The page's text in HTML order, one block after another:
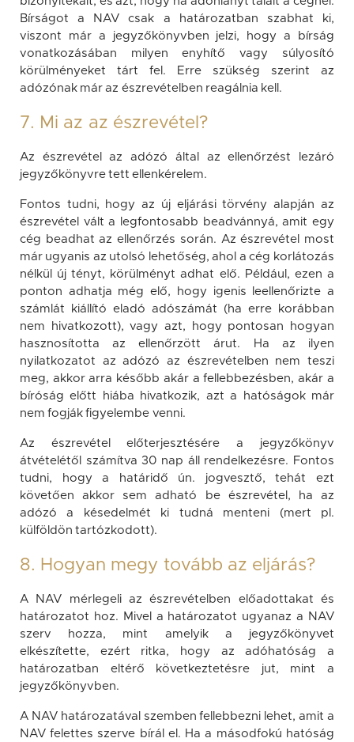
Bírságot a NAV csak a határozatban szabhat ki,
viszont már a jegyzőkönyvben jelzi, hogy a bírság
vonatkozásában milyen enyhítő vagy súlyosító
körülményeket tárt fel. Erre szükség szerint az
adózónak már az észrevételben reagálnia kell.
7. Mi az az észrevétel?
Az észrevétel az adózó által az ellenőrzést lezáró
jegyzőkönyvre tett ellenkérelem.
Fontos tudni, hogy az új eljárási törvény alapján az
észrevétel vált a legfontosabb beadvánnyá, amit egy
cég beadhat az ellenőrzés során. Az észrevétel most
már ugyanis az utolsó lehetőség, ahol a cég korlátozás
nélkül új tényt, körülményt adhat elő. Például, ezen a
ponton adhatja még elő, hogy igenis leellenőrizte a
számlát kiállító eladó adószámát (ha erre korábban
nem hivatkozott), vagy azt, hogy pontosan hogyan
hasznosította az ellenőrzött árut. Ha az ilyen
nyilatkozatot az adózó az észrevételben nem teszi
meg, akkor arra később akár a fellebbezésben, akár a
bíróság előtt hiába hivatkozik, azt a hatóságok már
nem fogják figyelembe venni.
Az észrevétel előterjesztésére a jegyzőkönyv
átvételétől számítva 30 nap áll rendelkezésre. Fontos
tudni, hogy a határidő ún. jogvesztő, tehát ezt
követően akkor sem adható be észrevétel, ha az
adózó a késedelmét ki tudná menteni (mert pl.
külföldön tartózkodott).
8. Hogyan megy tovább az eljárás?
A NAV mérlegeli az észrevételben előadottakat és
határozatot hoz. Mivel a határozatot ugyanaz a NAV
szerv hozza, mint amelyik a jegyzőkönyvet
elkészítette, ezért ritka, hogy az adóhatóság a
határozatban eltérő következtetésre jut, mint a
jegyzőkönyvben.
A NAV határozatával szemben fellebbezni lehet, amit a
NAV felettes szerve bírál el. Ha a másodfokú hatóság